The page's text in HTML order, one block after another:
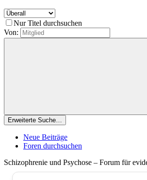
Nur Titel durchsuchen
Von:
Erweiterte Suche…
Neue Beiträge
Foren durchsuchen
Schizophrenie und Psychose – Forum für